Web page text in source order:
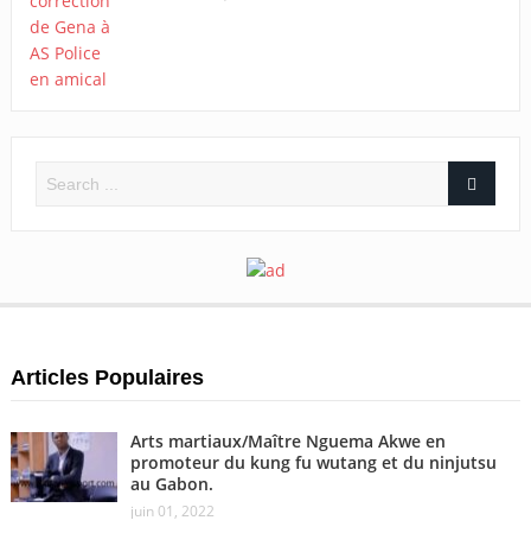
Articles Populaires
Arts martiaux/Maître Nguema Akwe en
promoteur du kung fu wutang et du ninjutsu
au Gabon.
juin 01, 2022